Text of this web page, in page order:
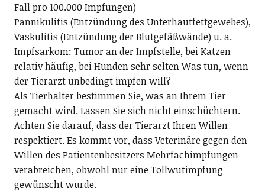
Fall pro 100.000 Impfungen)
Pannikulitis (Entzündung des Unterhautfettgewebes),
Vaskulitis (Entzündung der Blutgefäßwände) u. a.
Impfsarkom: Tumor an der Impfstelle, bei Katzen
relativ häufig, bei Hunden sehr selten Was tun, wenn
der Tierarzt unbedingt impfen will?
Als Tierhalter bestimmen Sie, was an Ihrem Tier
gemacht wird. Lassen Sie sich nicht einschüchtern.
Achten Sie darauf, dass der Tierarzt Ihren Willen
respektiert. Es kommt vor, dass Veterinäre gegen den
Willen des Patientenbesitzers Mehrfachimpfungen
verabreichen, obwohl nur eine Tollwutimpfung
gewünscht wurde.